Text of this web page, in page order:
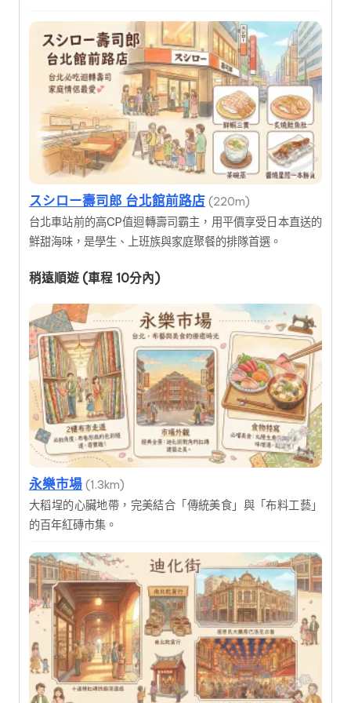
スシロー壽司郎 台北館前路店 (220m)
台北車站前的高CP值迴轉壽司霸主，用平價享受日本直送的
鮮甜海味，是學生、上班族與家庭聚餐的排隊首選。
稍遠順遊 (車程 10分內)
永樂市場 (1.3km)
大稻埕的心臟地帶，完美結合「傳統美食」與「布料工藝」
的百年紅磚市集。